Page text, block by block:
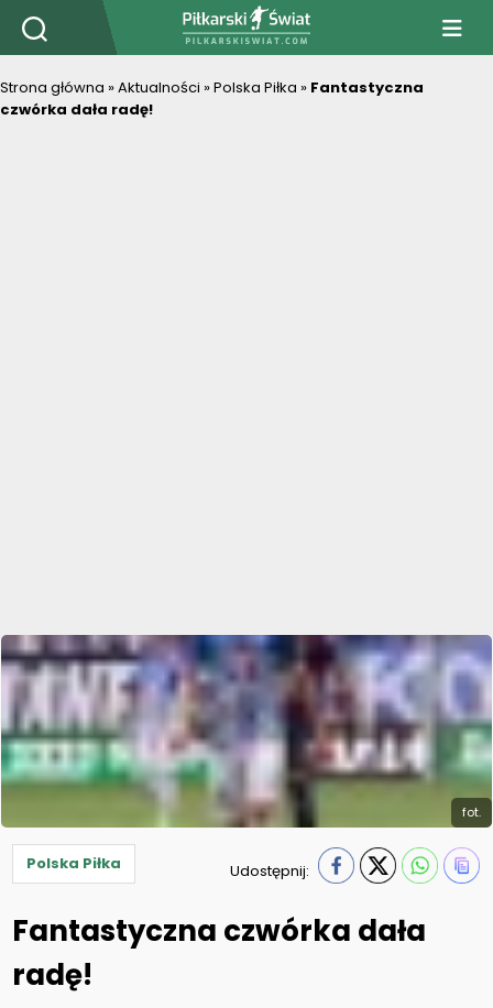
PiłkarskiSwiat.com
Strona główna »Aktualności »Polska Piłka » Fantastyczna
czwórka dała radę!
fot.
Polska Piłka Udostępnij:
Fantastyczna czwórka dała
radę!